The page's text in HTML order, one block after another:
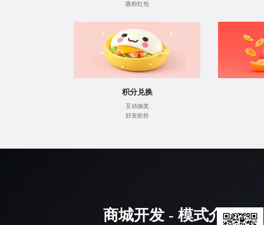
吸粉红包
积分兑换
互动抽奖
好友砍价
商城开发 - 模式介绍